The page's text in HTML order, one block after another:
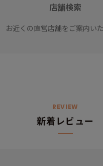
店舗検索
お近くの直営店舗をご案内い
REVIEW
新着レビュー